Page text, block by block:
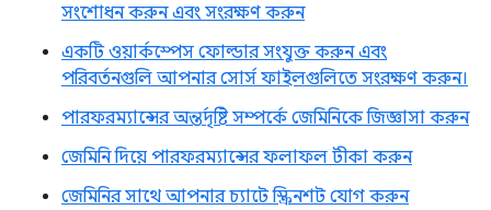
সংশোধন করুন এবং সংরক্ষণ করুন
একটি ওয়ার্কস্পেস ফোল্ডার সংযুক্ত করুন এবং
পরিবর্তনগুলি আপনার সোর্স ফাইলগুলিতে সংরক্ষণ করুন।
পারফরম্যান্সের অন্তর্দৃষ্টি সম্পর্কে জেমিনিকে জিজ্ঞাসা করুন
জেমিনি দিয়ে পারফরম্যান্সের ফলাফল টীকা করুন
জেমিনির সাথে আপনার চ্যাটে স্ক্রিনশট যোগ করুন